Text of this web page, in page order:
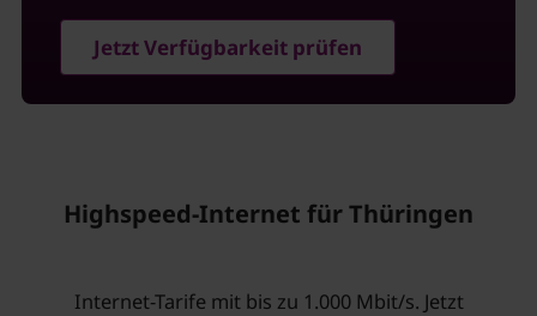
Jetzt Verfügbarkeit prüfen
Highspeed-Internet für Thüringen
Internet-Tarife mit bis zu 1.000 Mbit/s. Jetzt